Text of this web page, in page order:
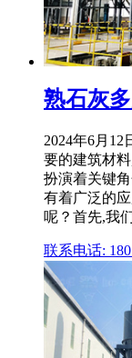
熟石灰
2024年6月
要的建筑材
扮演着关键
有着广泛的
呢？首先,我
联系电话: 180